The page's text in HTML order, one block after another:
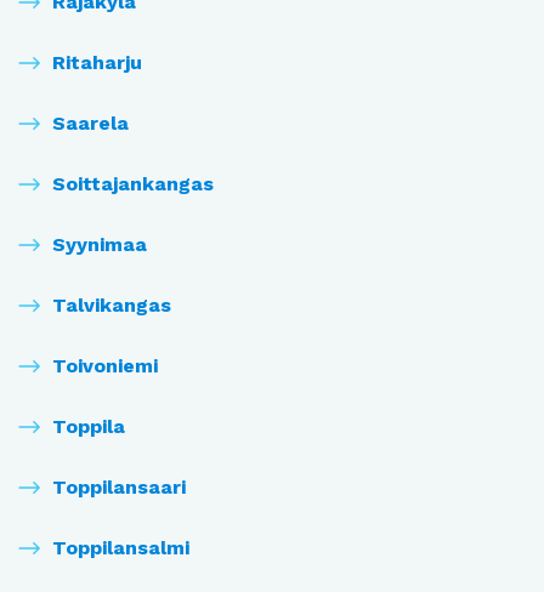
Ritaharju
Saarela
Soittajankangas
Syynimaa
Talvikangas
Toivoniemi
Toppila
Toppilansaari
Toppilansalmi